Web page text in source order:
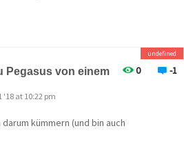
0 -1
undefined
Pegasus von einem
'18 at 10:22 pm
kümmern (und bin auch